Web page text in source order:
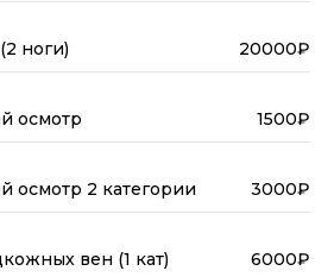
ноги) 20000₽
осмотр 1500₽
осмотр 2 категории 3000₽
вен (1 кат) 6000₽